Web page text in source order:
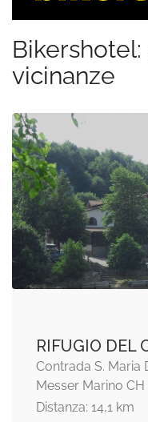
vicinanze
RIFUGIO DEL
Contrada S. Maria
Messer Marino CH
Distanza: 14,1 km